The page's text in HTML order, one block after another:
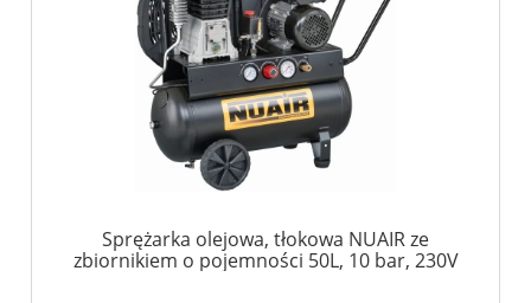
Sprężarka olejowa, tłokowa NUAIR ze
zbiornikiem o pojemności 50L, 10 bar, 230V